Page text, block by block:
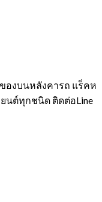
องบนหลังคารถ แร็คห
นต์ทุกชนิด ติดต่อLine